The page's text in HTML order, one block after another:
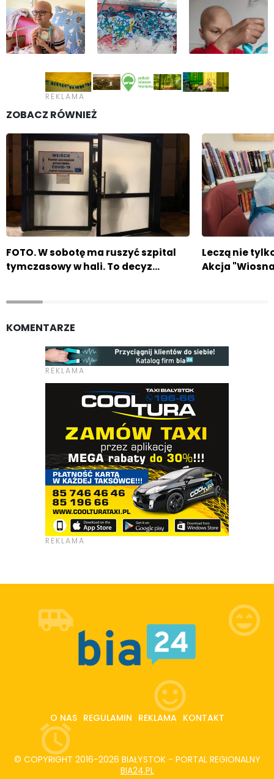
ZOBACZ RÓWNIEŻ
FOTO. W sobotę ma ruszyć szpital
tymczasowy w hali. To decyz…
Leczą nie
Akcja
KOMENTARZE
O NAS REGULAMIN REKLAMA KONTAKT
© COPYRIGHT 2016-2026 BIAŁYSTOK - PORTAL REGIONALNY
BIA24.PL